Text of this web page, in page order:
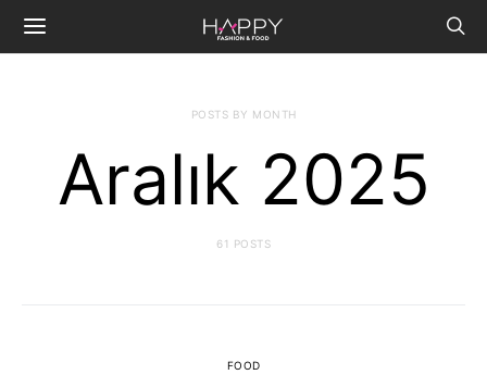
POSTS BY MONTH
Aralık 2025
61 POSTS
FOOD